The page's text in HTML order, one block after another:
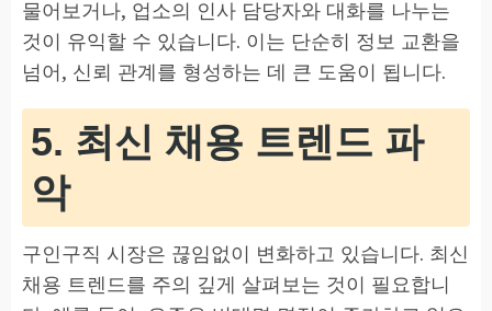
물어보거나, 업소의 인사 담당자와 대화를 나누는
것이 유익할 수 있습니다. 이는 단순히 정보 교환을
넘어, 신뢰 관계를 형성하는 데 큰 도움이 됩니다.
5. 최신 채용 트렌드 파
악
구인구직 시장은 끊임없이 변화하고 있습니다. 최신
채용 트렌드를 주의 깊게 살펴보는 것이 필요합니